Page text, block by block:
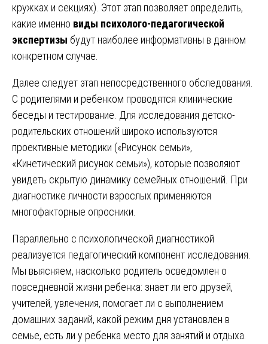
кружках и секциях). Этот этап позволяет определить,
какие именно виды психолого-педагогической
экспертизы будут наиболее информативны в данном
конкретном случае.
Далее следует этап непосредственного обследования.
С родителями и ребенком проводятся клинические
беседы и тестирование. Для исследования детско-
родительских отношений широко используются
проективные методики («Рисунок семьи»,
«Кинетический рисунок семьи»), которые позволяют
увидеть скрытую динамику семейных отношений. При
диагностике личности взрослых применяются
многофакторные опросники.
Параллельно с психологической диагностикой
реализуется педагогический компонент исследования.
Мы выясняем, насколько родитель осведомлен о
повседневной жизни ребенка: знает ли его друзей,
учителей, увлечения, помогает ли с выполнением
домашних заданий, какой режим дня установлен в
семье, есть ли у ребенка место для занятий и отдыха.